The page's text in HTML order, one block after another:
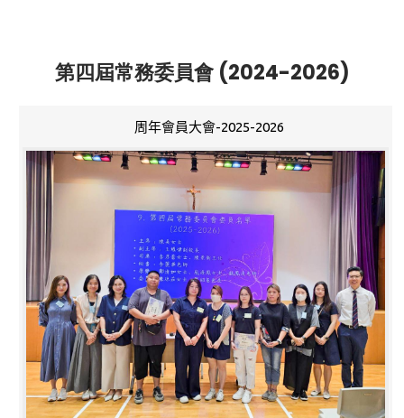
第四屆常務委員會 (2024-2026)
周年會員大會-2025-2026